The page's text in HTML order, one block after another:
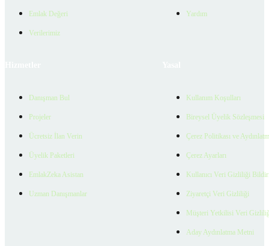
Emlak Değeri
Verilerimiz
Yardım
Danışman Bul
Projeler
Ücretsiz İlan Verin
Üyelik Paketleri
EmlakZeka Asistan
Uzman Danışmanlar
Kullanım Koşulları
Bireysel Üyelik Sözleşmesi
Çerez Politikası ve
Çerez Ayarları
Kullanıcı Veri Gizliliği
Ziyaretçi Veri Gizliliği
Müşteri Yetkilisi Veri
Aday Aydınlatma Metni